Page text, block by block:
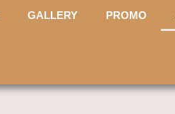
GALLERY PROMO